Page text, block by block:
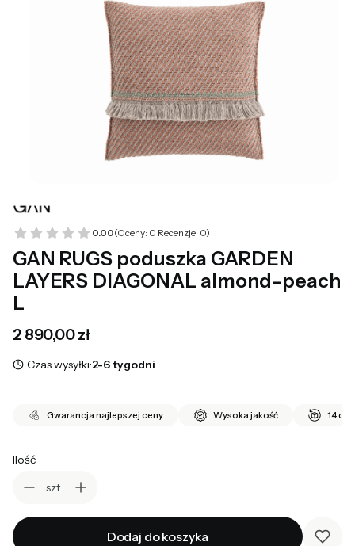
0.00(Oceny: 0 Recenzje: 0)
GAN RUGS poduszka GARDEN
LAYERS DIAGONAL almond-peach
L
Cena
2 890,00 zł
Czas wysyłki:2-6 tygodni
Gwarancja najlepszej ceny Wysoka jakość 14 dni
Ilość
szt
Dodaj do koszyka